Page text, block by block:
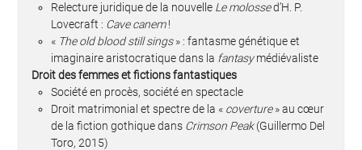
Relecture juridique de la nouvelle Le molossed’H. P.
Lovecraft : Cave canem!
« The old blood still sings» : fantasme génétique et
imaginaire aristocratique dans la fantasymédiévaliste
Droit des femmes et fictions fantastiques
Société en procès, société en spectacle
Droit matrimonial et spectre de la « coverture» au cœur
de la fiction gothique dans Crimson Peak(Guillermo Del
Toro, 2015)